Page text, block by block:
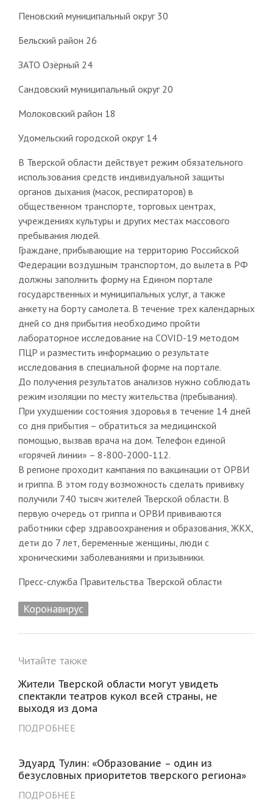
Пеновский муниципальный округ 30
Бельский район 26
ЗАТО Озёрный 24
Сандовский муниципальный округ 20
Молоковский район 18
Удомельский городской округ 14
В Тверской области действует режим обязательного
использования средств индивидуальной защиты
органов дыхания (масок, респираторов) в
общественном транспорте, торговых центрах,
учреждениях культуры и других местах массового
пребывания людей.
Граждане, прибывающие на территорию Российской
Федерации воздушным транспортом, до вылета в РФ
должны заполнить форму на Едином портале
государственных и муниципальных услуг, а также
анкету на борту самолета. В течение трех календарных
дней со дня прибытия необходимо пройти
лабораторное исследование на COVID-19 методом
ПЦР и разместить информацию о результате
исследования в специальной форме на портале.
До получения результатов анализов нужно соблюдать
режим изоляции по месту жительства (пребывания).
При ухудшении состояния здоровья в течение 14 дней
со дня прибытия – обратиться за медицинской
помощью, вызвав врача на дом. Телефон единой
«горячей линии» – 8-800-2000-112.
В регионе проходит кампания по вакцинации от ОРВИ
и гриппа. В этом году возможность сделать прививку
получили 740 тысяч жителей Тверской области. В
первую очередь от гриппа и ОРВИ прививаются
работники сфер здравоохранения и образования, ЖКХ,
дети до 7 лет, беременные женщины, люди с
хроническими заболеваниями и призывники.
Пресс-служба Правительства Тверской области
Коронавирус
Читайте также
Жители Тверской области могут увидеть
спектакли театров кукол всей страны, не
выходя из дома
ПОДРОБНЕЕ
Эдуард Тулин: «Образование – один из
безусловных приоритетов тверского региона»
ПОДРОБНЕЕ